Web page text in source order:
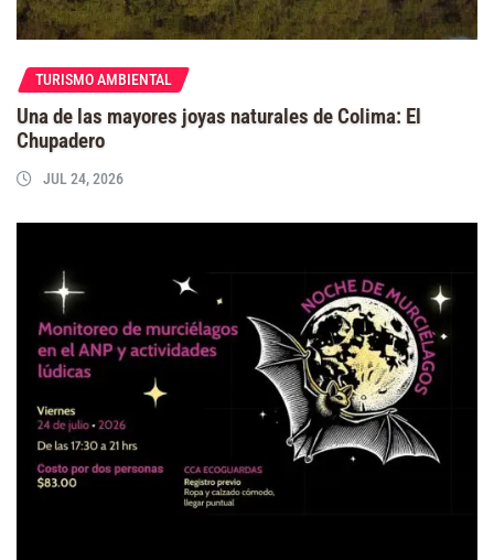
TURISMO AMBIENTAL
Una de las mayores joyas naturales de Colima: El
Chupadero
JUL 24, 2026